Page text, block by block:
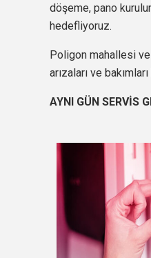
döşeme, pano
hedefliyoruz.
Poligon mahallesi
arızaları ve
AYNI GÜN SERVİS